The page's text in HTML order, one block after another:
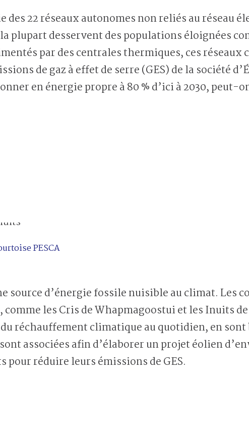
des 22 réseaux autonomes non reliés au réseau
plupart desservent des populations éloignées
par des centrales thermiques, ces réseaux
de gaz à effet de serre (GES) de la société
en énergie propre à 80 % d’ici à 2030, peut-
PESCA
source d’énergie fossile nuisible au climat. Les
les Cris de Whapmagoostui et les Inuits
réchauffement climatique au quotidien, en sont
associées afin d’élaborer un projet éolien
réduire leurs émissions de GES.